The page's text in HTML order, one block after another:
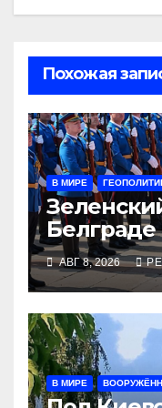
Похожая
В МИРЕ
Белграде
Вучичем
АВГ 8, 2026
В МИРЕ